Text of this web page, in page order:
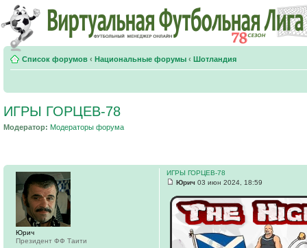
Список форумов ‹ Национальные форумы ‹ Шотландия
ИГРЫ ГОРЦЕВ-78
Модератор: Модераторы форума
ИГРЫ ГОРЦЕВ-78
Юрич 03 июн 2024, 18:59
Юрич
Президент ФФ Таити